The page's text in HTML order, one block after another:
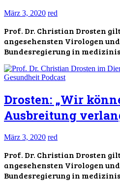
März 3, 2020 red
Prof. Dr. Christian Drosten
angesehensten Virologen
Bundesregierung in
Gesundheit Podcast
Drosten: „Wir
Ausbreitung
März 3, 2020 red
Prof. Dr. Christian Drosten
angesehensten Virologen
Bundesregierung in